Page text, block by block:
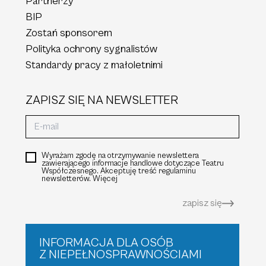
BIP
Zostań sponsorem
Polityka ochrony sygnalistów
Standardy pracy z małoletnimi
ZAPISZ SIĘ NA NEWSLETTER
Wyrażam zgodę na otrzymywanie newslettera
zawierającego informacje handlowe dotyczące Teatru
Współczesnego. Akceptuję treść regulaminu
newsletterów. Więcej
zapisz się
INFORMACJA DLA OSÓB
Z NIEPEŁNOSPRAWNOŚCIAMI